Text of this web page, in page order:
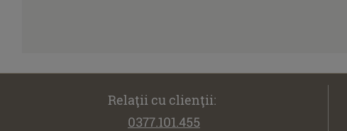
Relaţii cu clienţii:
0377.101.455